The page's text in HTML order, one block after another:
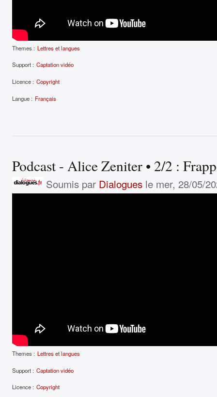
Themes : Lettres et langues
Support : Captation vidéo
Licence : Copyright
Langue : Français
Podcast - Alice Zeniter • 2/2 :
Soumis par Dialoguesle mer, 28/05/
Themes : Lettres et langues
Support : Captation vidéo
Licence : Copyright